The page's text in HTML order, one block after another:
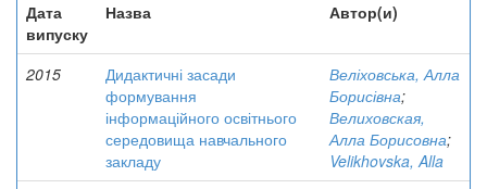
Дата
випуску
Назва Автор(и)
2015
Дидактичні засади
формування
інформаційного освітнього
середовища навчального
закладу
Веліховська, Алла
Борисівна;
Велиховская,
Алла Борисовна;
Velikhovska, Alla